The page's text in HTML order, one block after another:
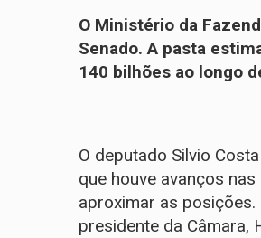
O Ministério da
Senado. A pasta
140 bilhões ao longo
O deputado Silvio
que houve avanços
aproximar as
presidente da Câmara,